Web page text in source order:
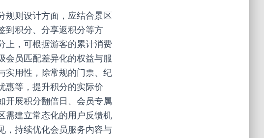
规则设计方面，应结合景区
到积分、分享返积分等方
上，可根据游客的累计消费
会员匹配差异化的权益与服
实用性，除常规的门票、纪
惠等，提升积分的实际价
开展积分翻倍日、会员专属
需建立常态化的用户反馈机
，持续优化会员服务内容与